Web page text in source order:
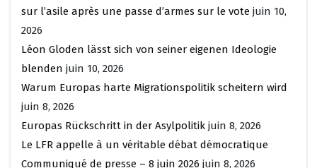
sur l’asile après une passe d’armes sur le vote juin 10,
2026
Léon Gloden lässt sich von seiner eigenen Ideologie
blenden juin 10, 2026
Warum Europas harte Migrationspolitik scheitern wird
juin 8, 2026
Europas Rückschritt in der Asylpolitik juin 8, 2026
Le LFR appelle à un véritable débat démocratique
Communiqué de presse – 8 juin 2026 juin 8, 2026